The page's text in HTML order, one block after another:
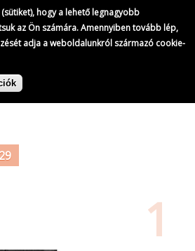
hogy a lehető legnagyobb
az Ön számára. Amennyiben tovább lép,
adja a weboldalunkról származó cookie-
Párt
1